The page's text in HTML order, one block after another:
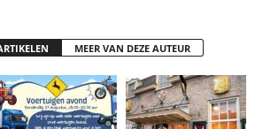
MEER VAN DEZE AUTEUR